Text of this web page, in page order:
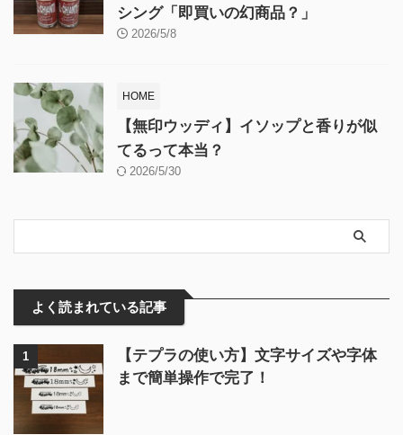
シング「即買いの幻商品？」
2026/5/8
HOME
【無印ウッディ】イソップと香りが似
てるって本当？
2026/5/30
よく読まれている記事
1
【テプラの使い方】文字サイズや字体
まで簡単操作で完了！